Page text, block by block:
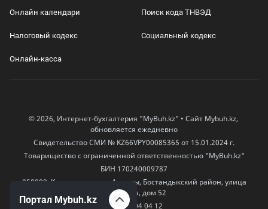
Онлайн календари Поиск кода ТНВЭД
Налоговый кодекс Социальный кодекс
Онлайн-касса
© 2026, Интернет-бухгалтерия "MyBuh.kz" • Сайт Mybuh.kz,
обновляется ежедневно
Свидетельство СМИ № KZ66VPY00085365 от 15.01.2024 г.
Товарищество с ограниченной ответственностью "MyBuh.kz"
БИН 170240009787
050000, Казахстан, город Алматы, Бостандыкский район, улица
Егизбаева, дом 52
+7 777 504 04 12
Портал Mybuh.kz